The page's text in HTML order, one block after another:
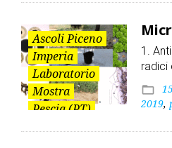
Tronto (AP)
Ascoli Piceno
Imperia
Laboratorio
Mostra
Pescia (PT)
1.
radici
folder_open
2019,